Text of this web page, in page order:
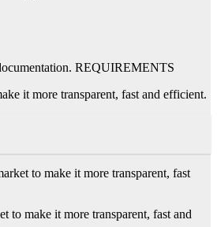
REQUIREMENTS
it more transparent, fast and efficient.
to make it more transparent, fast
make it more transparent, fast and